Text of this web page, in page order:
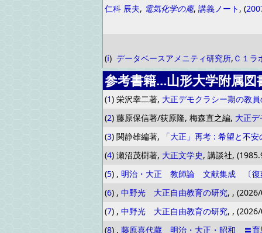
仁科 辰夫, 電気化学の庵, 講義ノート , (
(ⅰ) データベースアメニティ研究所, Ｃ１ラ
参考書籍…山形大学附属図
(1) 栄沢幸二著, 大正デモクラシー期の教
(2) 藤原保信著/荻原隆, 梅森直之編, 大正
(3) 関静雄編著,
「大正」再考 : 希望と不
(4) 瀬沼茂樹著, 大正文学史, 講談社,
(5) , 明治・大正 教師論 文献集成 〔
(6) , 中野光 大正自由教育の研究, ,
(7) , 中野光 大正自由教育の研究, ,
(8) , 藤原喜代蔵 明治・大正・昭和 〓